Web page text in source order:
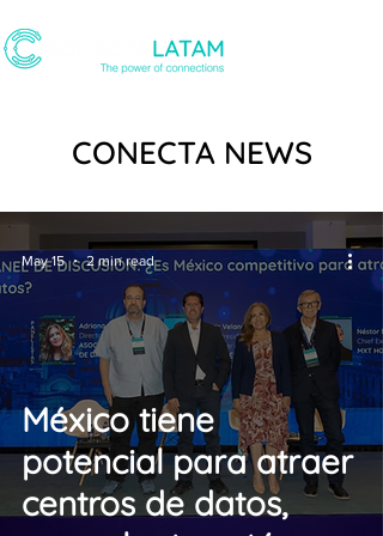
CONECTA NEWS
México tiene
potencial para atraer
centros de datos,
May 15 2 min read